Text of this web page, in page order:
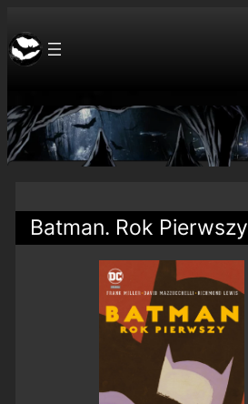
Batman. Rok Pierwszy